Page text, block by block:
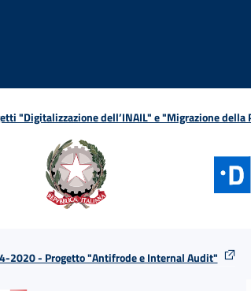
"Digitalizzazione dell’INAIL" e "Migrazione
2020 - Progetto "Antifrode e Internal Audit"